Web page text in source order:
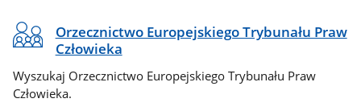
Orzecznictwo Europejskiego Trybunału Praw
Człowieka
Wyszukaj Orzecznictwo Europejskiego Trybunału Praw
Człowieka.